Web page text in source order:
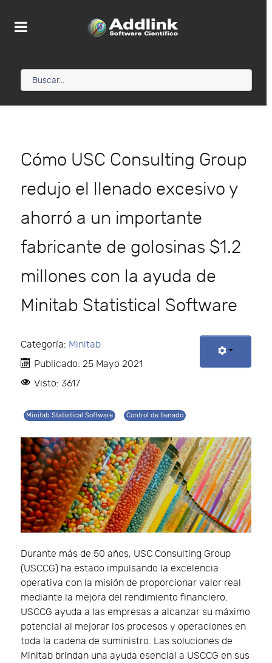
Cómo USC Consulting Group
redujo el llenado excesivo y
ahorró a un importante
fabricante de golosinas $1.2
millones con la ayuda de
Minitab Statistical Software
Categoría: Minitab
Publicado: 25 Mayo 2021
Visto: 3617
Minitab Statistical Software Control de llenado
Durante más de 50 años, USC Consulting Group
(USCCG) ha estado impulsando la excelencia
operativa con la misión de proporcionar valor real
mediante la mejora del rendimiento financiero.
USCCG ayuda a las empresas a alcanzar su máximo
potencial al mejorar los procesos y operaciones en
toda la cadena de suministro. Las soluciones de
Minitab brindan una ayuda esencial a USCCG en sus